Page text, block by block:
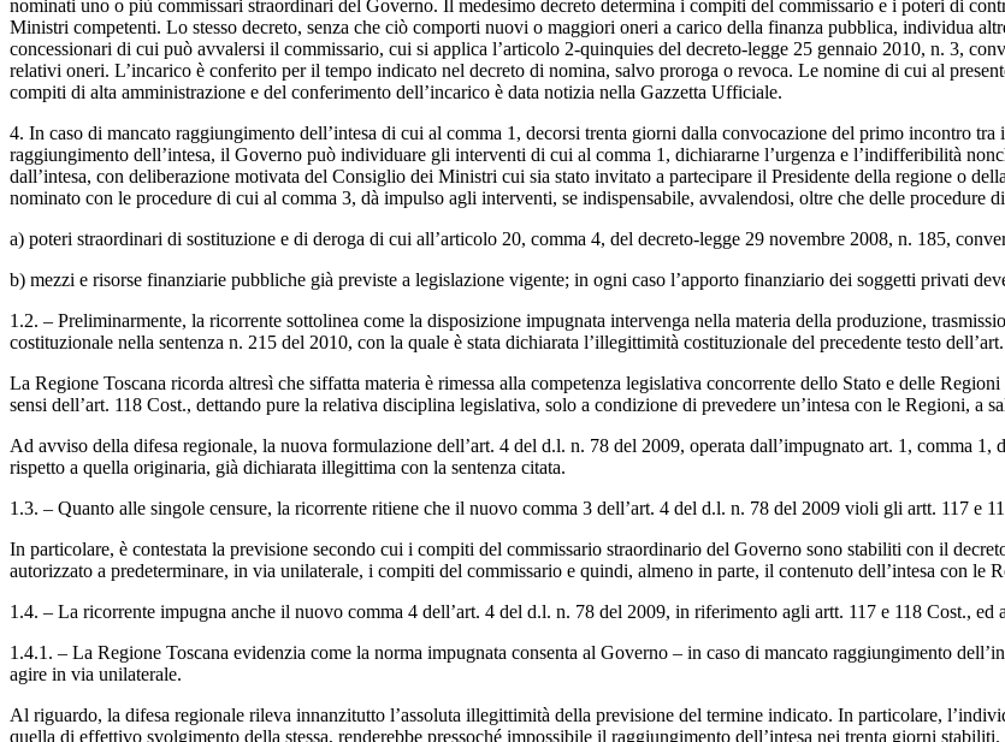
nominati uno o più commissari straordinari del Governo. Il medesimo decreto determina i compiti del commissario e i poteri di
Ministri competenti. Lo stesso decreto, senza che ciò comporti nuovi o maggiori oneri a carico della finanza pubblica, individua
concessionari di cui può avvalersi il commissario, cui si applica l’articolo 2-quinquies del decreto-legge 25 gennaio 2010, n. 3,
relativi oneri. L’incarico è conferito per il tempo indicato nel decreto di nomina, salvo proroga o revoca. Le nomine di cui al
compiti di alta amministrazione e del conferimento dell’incarico è data notizia nella Gazzetta Ufficiale.
4. In caso di mancato raggiungimento dell’intesa di cui al comma 1, decorsi trenta giorni dalla convocazione del primo incontro
raggiungimento dell’intesa, il Governo può individuare gli interventi di cui al comma 1, dichiararne l’urgenza e l’indifferibilità
dall’intesa, con deliberazione motivata del Consiglio dei Ministri cui sia stato invitato a partecipare il Presidente della regione o
nominato con le procedure di cui al comma 3, dà impulso agli interventi, se indispensabile, avvalendosi, oltre che delle procedure
a) poteri straordinari di sostituzione e di deroga di cui all’articolo 20, comma 4, del decreto-legge 29 novembre 2008, n. 185,
b) mezzi e risorse finanziarie pubbliche già previste a legislazione vigente; in ogni caso l’apporto finanziario dei soggetti privati
1.2. – Preliminarmente, la ricorrente sottolinea come la disposizione impugnata intervenga nella materia della produzione,
costituzionale nella sentenza n. 215 del 2010, con la quale è stata dichiarata l’illegittimità costituzionale del precedente testo
La Regione Toscana ricorda altresì che siffatta materia è rimessa alla competenza legislativa concorrente dello Stato e delle
sensi dell’art. 118 Cost., dettando pure la relativa disciplina legislativa, solo a condizione di prevedere un’intesa con le Regioni, a
Ad avviso della difesa regionale, la nuova formulazione dell’art. 4 del d.l. n. 78 del 2009, operata dall’impugnato art. 1, comma
rispetto a quella originaria, già dichiarata illegittima con la sentenza citata.
1.3. – Quanto alle singole censure, la ricorrente ritiene che il nuovo comma 3 dell’art. 4 del d.l. n. 78 del 2009 violi gli artt. 117 e
In particolare, è contestata la previsione secondo cui i compiti del commissario straordinario del Governo sono stabiliti con il
autorizzato a predeterminare, in via unilaterale, i compiti del commissario e quindi, almeno in parte, il contenuto dell’intesa con le
1.4. – La ricorrente impugna anche il nuovo comma 4 dell’art. 4 del d.l. n. 78 del 2009, in riferimento agli artt. 117 e 118 Cost.,
1.4.1. – La Regione Toscana evidenzia come la norma impugnata consenta al Governo – in caso di mancato raggiungimento
agire in via unilaterale.
Al riguardo, la difesa regionale rileva innanzitutto l’assoluta illegittimità della previsione del termine indicato. In particolare,
quella di effettivo svolgimento della stessa, renderebbe pressoché impossibile il raggiungimento dell’intesa nei trenta giorni